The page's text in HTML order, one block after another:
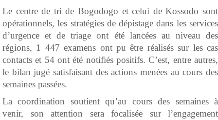
Le centre de tri de Bogodogo et celui de Kossodo sont
opérationnels, les stratégies de dépistage dans les services
d’urgence et de triage ont été lancées au niveau des
régions, 1 447 examens ont pu être réalisés sur les cas
contacts et 54 ont été notifiés positifs. C’est, entre autres,
le bilan jugé satisfaisant des actions menées au cours des
semaines passées.
La coordination soutient qu’au cours des semaines à
venir, son attention sera focalisée sur l’engagement